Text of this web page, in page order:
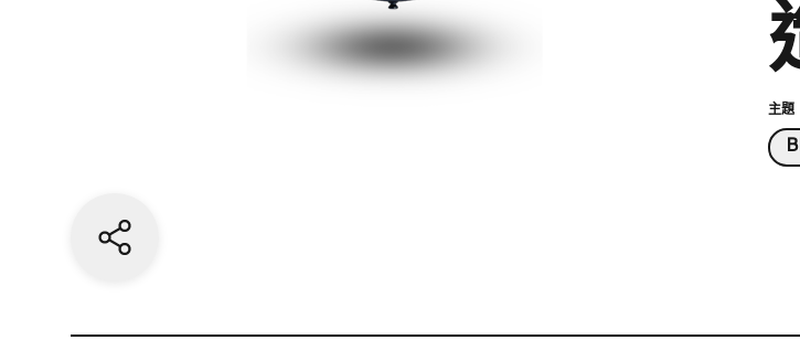
主題
Share current page